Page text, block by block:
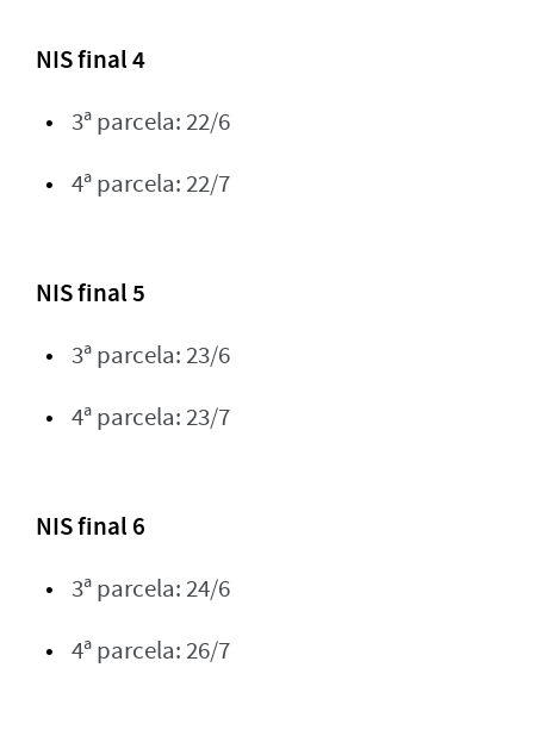
NIS final 4
3ª parcela: 22/6
4ª parcela: 22/7
NIS final 5
3ª parcela: 23/6
4ª parcela: 23/7
NIS final 6
3ª parcela: 24/6
4ª parcela: 26/7